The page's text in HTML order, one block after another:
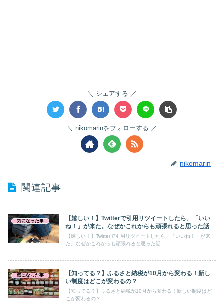
シェアする
nikomarinをフォローする
nikomarin
関連記事
気になった事
【嬉しい！】Twitterで引用リツイートしたら、「いい
ね！」が来た。なぜかこれからも頑張れると思った話
【嬉しい！】Twitterで引用リツイートしたら、「いいね！」が来
た。なぜかこれからも頑張れると思った話
気になった事
【知ってる？】ふるさと納税が10月から変わる！新し
い制度はどこが変わるの？
【知ってる？】ふるさと納税が10月から変わる！新しい制度はど
こが変わるの？